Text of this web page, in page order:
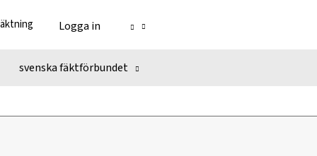
Logga in
svenska fäktförbundet